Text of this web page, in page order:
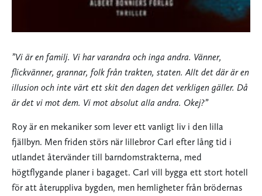
”Vi är en familj. Vi har varandra och inga andra. Vänner,
flickvänner, grannar, folk från trakten, staten. Allt det där är en
illusion och inte värt ett skit den dagen det verkligen gäller. Då
är det vi mot dem. Vi mot absolut alla andra. Okej?”
Roy är en mekaniker som lever ett vanligt liv i den lilla
fjällbyn. Men friden störs när lillebror Carl efter lång tid i
utlandet återvänder till barndomstrakterna, med
högtflygande planer i bagaget. Carl vill bygga ett stort hotell
för att återuppliva bygden, men hemligheter från brödernas